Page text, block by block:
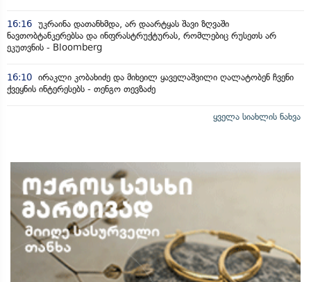
16:16 უკრაინა დათანხმდა, არ დაარტყას შავი ზღვაში
ნავთობტანკერებსა და ინფრასტრუქტურას, რომლებიც რუსეთს არ
ეკუთვნის - Bloomberg
16:10 ირაკლი კობახიძე და მიხეილ ყაველაშვილი ღალატობენ ჩვენი
ქვეყნის ინტერესებს - თენგო თევზაძე
ყველა სიახლის ნახვა